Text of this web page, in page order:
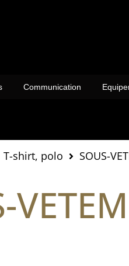
Communication
T-shirt, polo SOUS-